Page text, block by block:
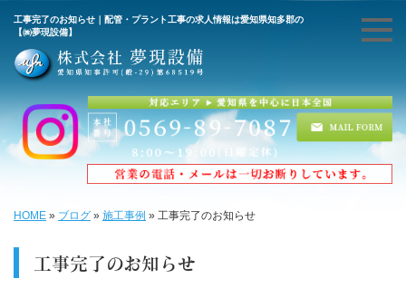
工事完了のお知らせ｜配管・プラント工事の求人情報は愛知県知多郡の
【㈱夢現設備】
HOME » ブログ » 施工事例 » 工事完了のお知らせ
工事完了のお知らせ